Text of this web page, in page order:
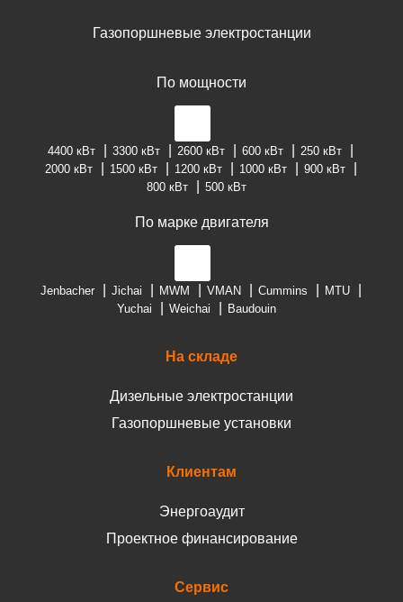
Газопоршневые электростанции
По мощности
4400 кВт 3300 кВт 2600 кВт 600 кВт
250 кВт
2000 кВт
1500 кВт 1200 кВт 1000 кВт
900 кВт
800 кВт
500 кВт
По марке двигателя
Jenbacher Jichai MWM VMAN Cummins
MTU
Yuchai
Weichai Baudouin
На складе
Дизельные электростанции
Газопоршневые установки
Клиентам
Энергоаудит
Проектное финансирование
Сервис